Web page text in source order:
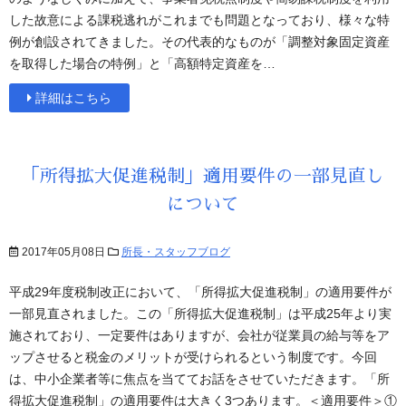
した故意による課税逃れがこれまでも問題となっており、様々な特
例が創設されてきました。その代表的なものが「調整対象固定資産
を取得した場合の特例」と「高額特定資産を…
詳細はこちら
「所得拡大促進税制」適用要件の一部見直し
について
2017年05月08日 所長・スタッフブログ
平成29年度税制改正において、「所得拡大促進税制」の適用要件が
一部見直されました。この「所得拡大促進税制」は平成25年より実
施されており、一定要件はありますが、会社が従業員の給与等をア
ップさせると税金のメリットが受けられるという制度です。今回
は、中小企業者等に焦点を当ててお話をさせていただきます。「所
得拡大促進税制」の適用要件は大きく3つあります。＜適用要件＞①